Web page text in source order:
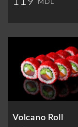
MDL
Volcano Roll